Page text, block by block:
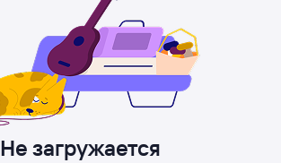
Не загружается